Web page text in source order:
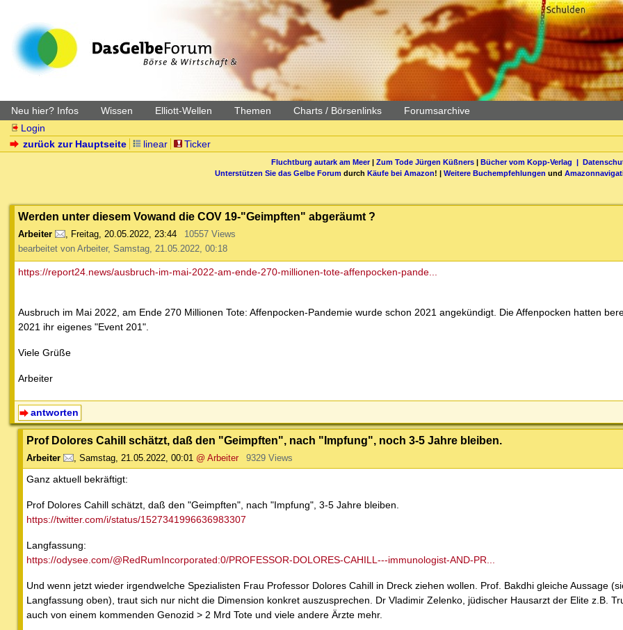
Neu hier? Infos Wissen Elliott-Wellen Themen Charts / Börsenlinks Forumsarchive
Login
zurück zur Hauptseite
linear Ticker
Fluchtburg autark am Meer| Zum Tode Jürgen Küßners| Bücher vom Kopp-Verlag |
Unterstützen Sie das Gelbe Forum durch Käufe bei Amazon! | Weitere Buchempfehlungen und
Werden unter diesem Vowand die COV 19-"Geimpften" abgeräumt ?
Arbeiter , Freitag, 20.05.2022, 23:44
10557 Views
bearbeitet von Arbeiter, Samstag, 21.05.2022, 00:18
https://report24.news/ausbruch-im-mai-2022-am-ende-270-millionen-tote-affenpocken-pande...
Ausbruch im Mai 2022, am Ende 270 Millionen Tote: Affenpocken-Pandemie wurde schon 2021 angekündigt. Die Affenpocken hatten
2021 ihr eigenes "Event 201".
Viele Grüße
Arbeiter
antworten
Prof Dolores Cahill schätzt, daß den "Geimpften", nach "Impfung", noch 3-5 Jahre bleiben.
Arbeiter , Samstag, 21.05.2022, 00:01 @ Arbeiter 9329 Views
Ganz aktuell bekräftigt:
Prof Dolores Cahill schätzt, daß den "Geimpften", nach "Impfung", 3-5 Jahre bleiben.
https://twitter.com/i/status/1527341996636983307
Langfassung:
https://odysee.com/@RedRumIncorporated:0/PROFESSOR-DOLORES-CAHILL---immunologist-AND-PR...
Und wenn jetzt wieder irgendwelche Spezialisten Frau Professor Dolores Cahill in Dreck ziehen wollen. Prof. Bakdhi gleiche Aussage
Langfassung oben), traut sich nur nicht die Dimension konkret auszusprechen. Dr Vladimir Zelenko, jüdischer Hausarzt der Elite z.B.
auch von einem kommenden Genozid > 2 Mrd Tote und viele andere Ärzte mehr.